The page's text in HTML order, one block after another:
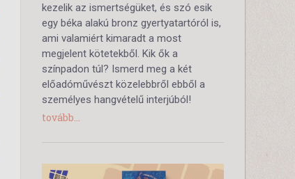
kezelik az ismertségüket, és szó esik
egy béka alakú bronz gyertyatartóról is,
ami valamiért kimaradt a most
megjelent kötetekből. Kik ők a
színpadon túl? Ismerd meg a két
előadóművészt közelebbről ebből a
személyes hangvételű interjúból!
tovább...